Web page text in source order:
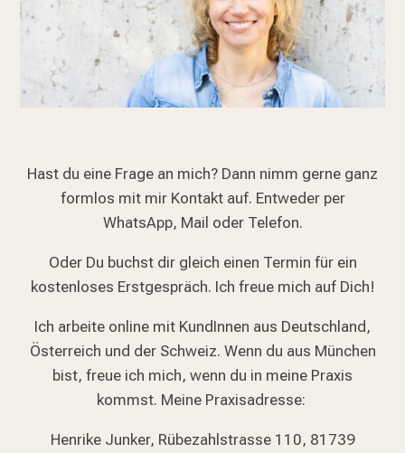
Hast du eine Frage an mich? Dann nimm gerne ganz
formlos mit mir Kontakt auf. Entweder per
WhatsApp, Mail oder Telefon.
Oder Du buchst dir gleich einen Termin für ein
kostenloses Erstgespräch. Ich freue mich auf Dich!
Ich arbeite online mit KundInnen aus Deutschland,
Österreich und der Schweiz. Wenn du aus München
bist, freue ich mich, wenn du in meine Praxis
kommst. Meine Praxisadresse:
Henrike Junker, Rübezahlstrasse 110, 81739